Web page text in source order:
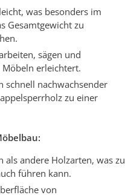
was besonders im
Gesamtgewicht zu
sägen und
erleichtert.
schnell nachwachsender
zu einer
als andere Holzarten, was zu
führen kann.
von